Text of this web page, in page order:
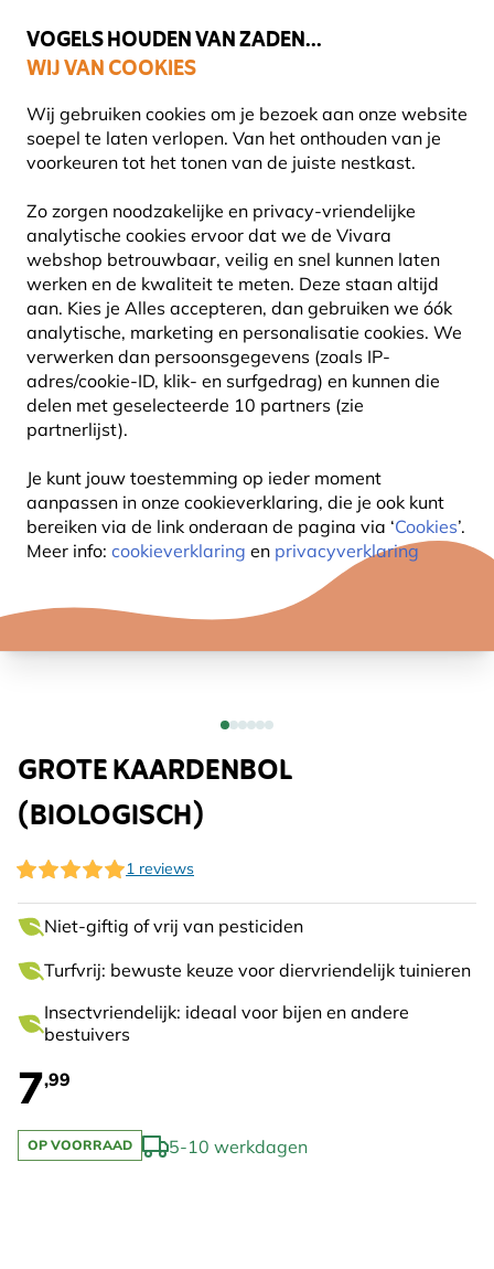
VOGELS HOUDEN VAN ZADEN...
WIJ VAN COOKIES
Wij gebruiken cookies om je bezoek aan onze website
soepel te laten verlopen. Van het onthouden van je
voorkeuren tot het tonen van de juiste nestkast.
Zo zorgen noodzakelijke en privacy-vriendelijke
analytische cookies ervoor dat we de Vivara
webshop betrouwbaar, veilig en snel kunnen laten
werken en de kwaliteit te meten. Deze staan altijd
aan. Kies je Alles accepteren, dan gebruiken we óók
analytische, marketing en personalisatie cookies. We
verwerken dan persoonsgegevens (zoals IP-
adres/cookie-ID, klik- en surfgedrag) en kunnen die
delen met geselecteerde 10 partners (zie
partnerlijst).
Je kunt jouw toestemming op ieder moment
aanpassen in onze cookieverklaring, die je ook kunt
bereiken via de link onderaan de pagina via ‘Cookies’.
Meer info: cookieverklaring en privacyverklaring
Uitstekend beoordeeld door klanten in 11 landen
Gratis thuisbezorgd bij orders vanaf €59
GROTE KAARDENBOL
(BIOLOGISCH)
1 reviews
Niet-giftig of vrij van pesticiden
Turfvrij: bewuste keuze voor diervriendelijk tuinieren
Insectvriendelijk: ideaal voor bijen en andere
bestuivers
7,99
OP VOORRAAD 5-10 werkdagen